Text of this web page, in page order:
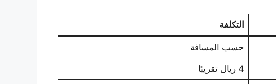
التكلفة
حسب المسافة
4 ريال تقريبًا